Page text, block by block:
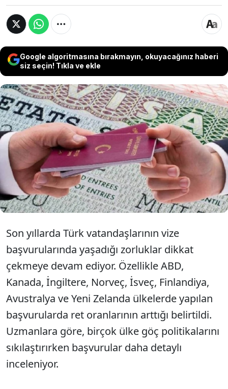
Google algoritmasına bırakmayın, okuyacağınız haberi
siz seçin! Tıkla ve ekle
Türk vatandaşlarının son yıllarda karşı karşıya
kaldığı vize engeli sürerken, en yüksek ret
oranlarının 8 ülkede yoğunlaştığı belirtildi.
Artan başvuru reddi nedeniyle bu ülkelere
seyahat etmek her geçen gün daha da
zorlaşıyor.
Son yıllarda Türk vatandaşlarının vize
başvurularında yaşadığı zorluklar dikkat
çekmeye devam ediyor. Özellikle ABD,
Kanada, İngiltere, Norveç, İsveç, Finlandiya,
Avustralya ve Yeni Zelanda ülkelerde yapılan
başvurularda ret oranlarının arttığı belirtildi.
Uzmanlara göre, birçok ülke göç politikalarını
sıkılaştırırken başvurular daha detaylı
inceleniyor.